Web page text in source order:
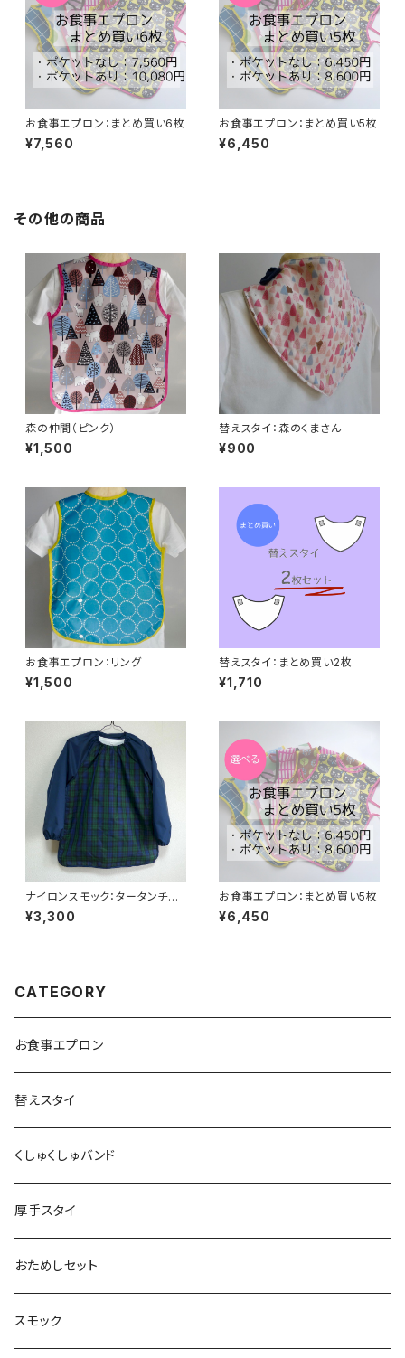
お食事エプロン：まとめ買い6枚
¥7,560
お食事エプロン：まとめ買い5枚
¥6,450
その他の商品
森の仲間（ピンク）
¥1,500
替えスタイ：森のくまさん
¥900
お食事エプロン：リング
¥1,500
替えスタイ：まとめ買い2枚
¥1,710
ナイロンスモック：タータンチェ
ック
¥3,300
お食事エプロン：まとめ買い5枚
¥6,450
CATEGORY
お食事エプロン
替えスタイ
くしゅくしゅバンド
厚手スタイ
おためしセット
スモック